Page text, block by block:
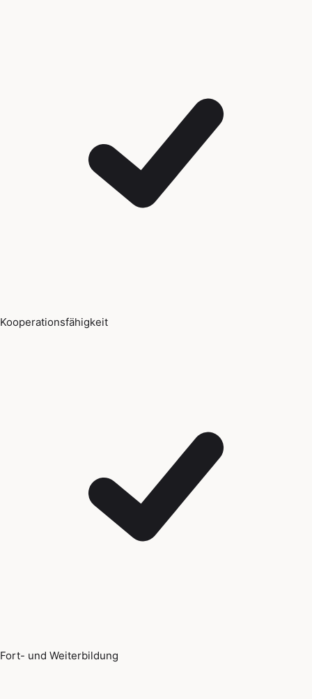
Kooperationsfähigkeit
Fort- und Weiterbildung